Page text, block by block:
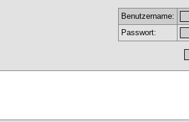
Benutzername:
Passwort: